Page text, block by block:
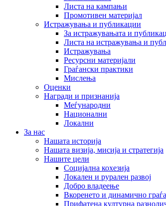
Листа на кампањи
Промотивен материјал
Истражувања и публикации
За истражувањата и
Листа на истражувања и
Истражувања
Ресурсни материјали
Граѓански практики
Мислења
Оценки
Награди и признанија
Меѓународни
Национални
Локални
За нас
Нашата историја
Нашата визија, мисија и стратегија
Нашите цели
Социјална кохезија
Локален и рурален развој
Добро владеење
Вкоренето и динамично
Прифатена културна